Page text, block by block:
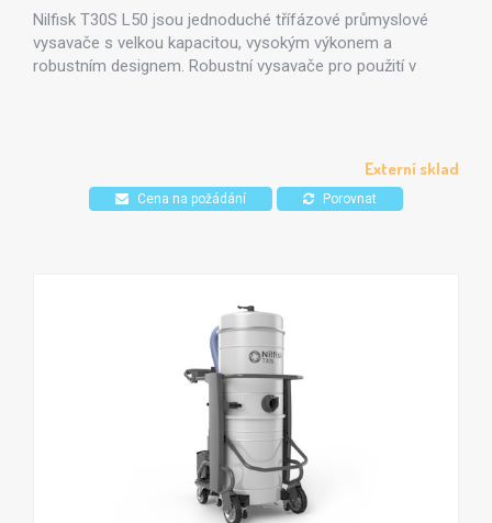
Nilfisk T30S L50 jsou jednoduché třífázové průmyslové
vysavače s velkou kapacitou, vysokým výkonem a
robustním designem. Robustní vysavače pro použití v
Externí sklad
Cena na požádání Porovnat